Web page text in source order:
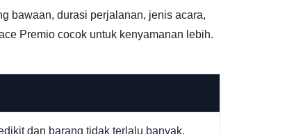
bawaan, durasi perjalanan, jenis acara,
Premio cocok untuk kenyamanan lebih.
dan barang tidak terlalu banyak.